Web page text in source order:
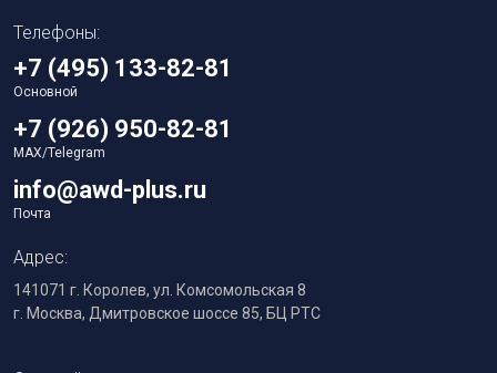
Телефоны:
+7 (495) 133-82-81
Основной
+7 (926) 950-82-81
MAX/Telegram
info@awd-plus.ru
Почта
Адрес:
141071 г. Королев, ул. Комсомольская 8
г. Москва, Дмитровское шоссе 85, БЦ РТС